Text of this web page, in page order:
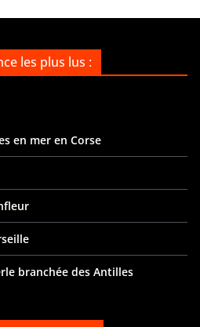
les plus lus :
en mer en Corse
branchée des Antilles